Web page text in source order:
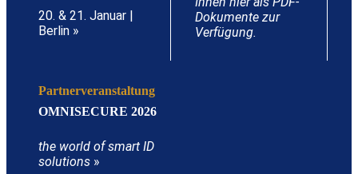
20. & 21. Januar |
Berlin »
Dokumente zur
Verfügung.
Partnerveranstaltung
OMNISECURE 2026
the world of smart ID
solutions »